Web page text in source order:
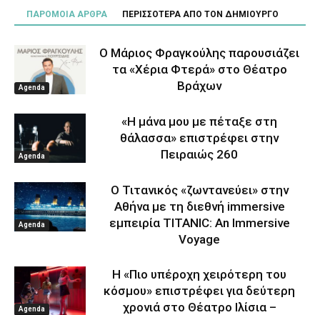
ΠΑΡΟΜΟΙΑ ΑΡΘΡΑ ΠΕΡΙΣΣΟΤΕΡΑ ΑΠΟ ΤΟΝ ΔΗΜΙΟΥΡΓΟ
Agenda
Ο Μάριος Φραγκούλης παρουσιάζει
τα «Χέρια Φτερά» στο Θέατρο
Βράχων
Agenda
«Η μάνα μου με πέταξε στη
θάλασσα» επιστρέφει στην
Πειραιώς 260
Agenda
Ο Τιτανικός «ζωντανεύει» στην
Αθήνα με τη διεθνή immersive
εμπειρία TITANIC: An Immersive
Voyage
Agenda
Η «Πιο υπέροχη χειρότερη του
κόσμου» επιστρέφει για δεύτερη
χρονιά στο Θέατρο Ιλίσια –